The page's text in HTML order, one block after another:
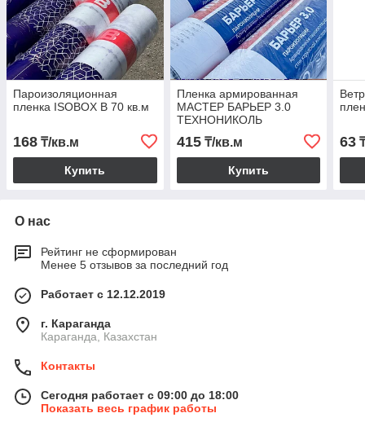
Пароизоляционная
пленка ISOBOX В 70 кв.м
168 ₸/кв.м
Купить
Пленка армированная
МАСТЕР БАРЬЕР 3.0
ТЕХНОНИКОЛЬ
415₸/кв.м
Купить
63
О нас
Рейтинг не сформирован
Менее 5 отзывов за последний год
Работает с 12.12.2019
г. Караганда
Караганда, Казахстан
Контакты
Сегодня работает с 09:00 до 18:00
Показать весь график работы